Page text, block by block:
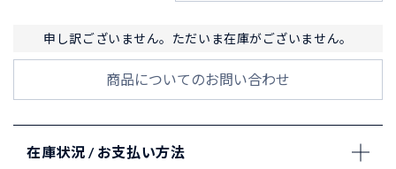
申し訳ございません。ただいま在庫がございません。
商品についてのお問い合わせ
在庫状況 / お支払い方法